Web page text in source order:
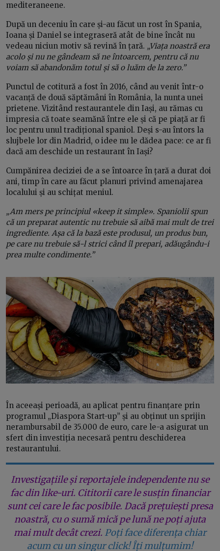
mediteraneene.
După un deceniu în care și-au făcut un rost în Spania,
Ioana și Daniel se integraseră atât de bine încât nu
vedeau niciun motiv să revină în țară. „Viața noastră era
acolo și nu ne gândeam să ne întoarcem, pentru că nu
voiam să abandonăm totul și să o luăm de la zero.”
Punctul de cotitură a fost în 2016, când au venit într-o
vacanță de două săptămâni în România, la nunta unei
prietene. Vizitând restaurantele din Iași, au rămas cu
impresia că toate seamănă între ele și că pe piață ar fi
loc pentru unul tradițional spaniol. Deși s-au întors la
slujbele lor din Madrid, o idee nu le dădea pace: ce ar fi
dacă am deschide un restaurant în Iași?
Cumpănirea deciziei de a se întoarce în țară a durat doi
ani, timp în care au făcut planuri privind amenajarea
localului și au schițat meniul.
„Am mers pe principiul «keep it simple». Spaniolii spun
că un preparat autentic nu trebuie să aibă mai mult de trei
ingrediente. Așa că la bază este produsul, un produs bun,
pe care nu trebuie să-l strici când îl prepari, adăugându-i
prea multe condimente.”
În aceeași perioadă, au aplicat pentru finanțare prin
programul „Diaspora Start-up” și au obținut un sprijin
nerambursabil de 35.000 de euro, care le-a asigurat un
sfert din investiția necesară pentru deschiderea
restaurantului.
Investigațiile și reportajele independente nu se
fac din like-uri. Cititorii care le susțin financiar
sunt cei care le fac posibile. Dacă prețuiești presa
noastră, cu o sumă mică pe lună ne poți ajuta
mai mult decât crezi. Poți face diferența chiar
acum cu un singur click! Îți mulțumim!